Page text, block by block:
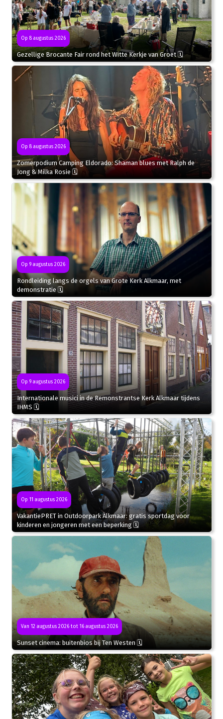
Op 8 augustus 2026
Gezellige Brocante Fair rond het Witte Kerkje van Groet 🗓
Op 8 augustus 2026
Zomerpodium Camping Eldorado: Shaman blues met Ralph de
Jong & Milka Rosie 🗓
Op 9 augustus 2026
Rondleiding langs de orgels van Grote Kerk Alkmaar, met
demonstratie 🗓
Op 9 augustus 2026
Internationale musici in de Remonstrantse Kerk Alkmaar tijdens
IHMS 🗓
Op 11 augustus 2026
VakantiePRET in Outdoorpark Alkmaar: gratis sportdag voor
kinderen en jongeren met een beperking 🗓
Van 12 augustus 2026 tot 16 augustus 2026
Sunset cinema: buitenbios bij Ten Westen 🗓